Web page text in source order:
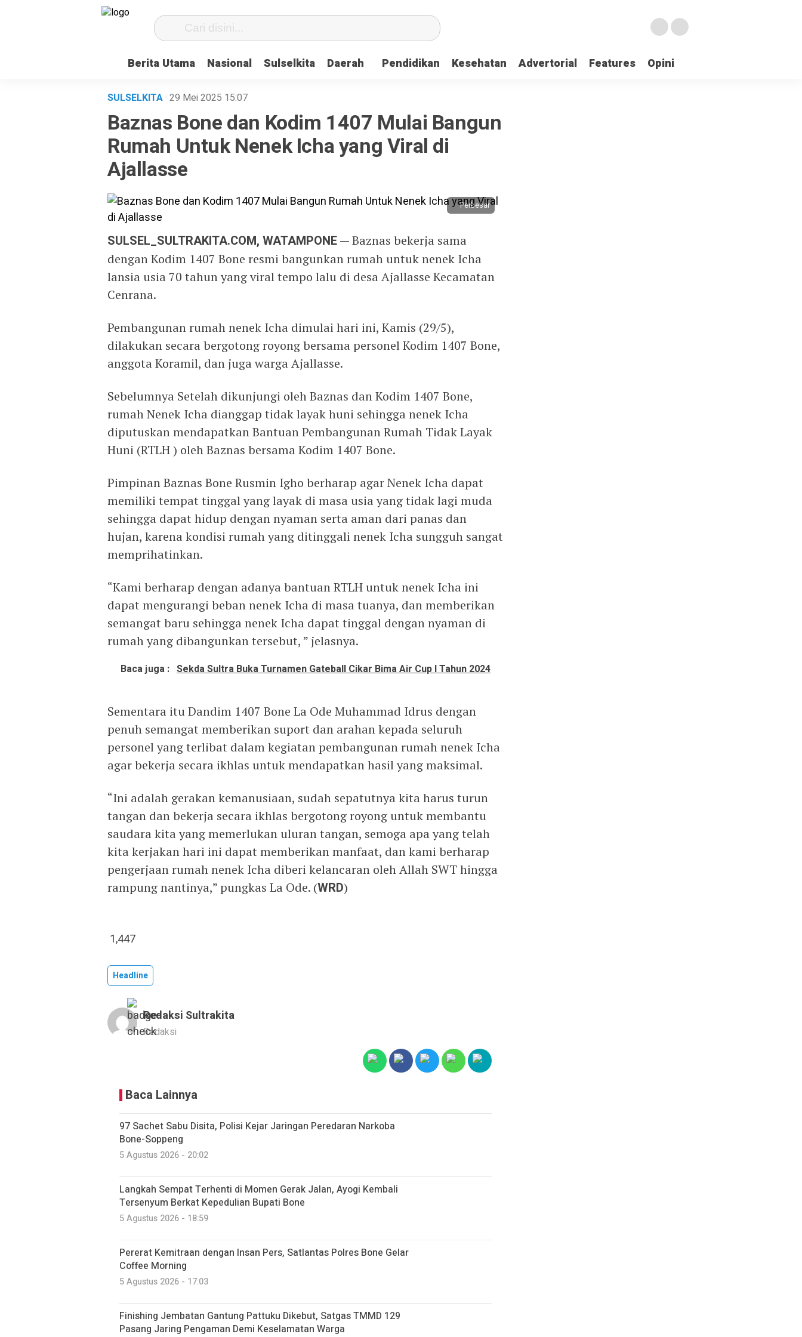
Berita Utama Nasional Sulselkita Daerah Pendidikan Kesehatan Advertorial Features Opini
SULSELKITA· 29 Mei 2025 15:07
Baznas Bone dan Kodim 1407 Mulai Bangun
Rumah Untuk Nenek Icha yang Viral di
Ajallasse
Perbesar
SULSEL_SULTRAKITA.COM, WATAMPONE— Baznas bekerja sama
dengan Kodim 1407 Bone resmi bangunkan rumah untuk nenek Icha
lansia usia 70 tahun yang viral tempo lalu di desa Ajallasse Kecamatan
Cenrana.
Pembangunan rumah nenek Icha dimulai hari ini, Kamis (29/5),
dilakukan secara bergotong royong bersama personel Kodim 1407 Bone,
anggota Koramil, dan juga warga Ajallasse.
Sebelumnya Setelah dikunjungi oleh Baznas dan Kodim 1407 Bone,
rumah Nenek Icha dianggap tidak layak huni sehingga nenek Icha
diputuskan mendapatkan Bantuan Pembangunan Rumah Tidak Layak
Huni (RTLH ) oleh Baznas bersama Kodim 1407 Bone.
Pimpinan Baznas Bone Rusmin Igho berharap agar Nenek Icha dapat
memiliki tempat tinggal yang layak di masa usia yang tidak lagi muda
sehingga dapat hidup dengan nyaman serta aman dari panas dan
hujan, karena kondisi rumah yang ditinggali nenek Icha sungguh sangat
memprihatinkan.
“Kami berharap dengan adanya bantuan RTLH untuk nenek Icha ini
dapat mengurangi beban nenek Icha di masa tuanya, dan memberikan
semangat baru sehingga nenek Icha dapat tinggal dengan nyaman di
rumah yang dibangunkan tersebut, ” jelasnya.
Baca juga : Sekda Sultra Buka Turnamen Gateball Cikar Bima Air Cup I Tahun 2024
Sementara itu Dandim 1407 Bone La Ode Muhammad Idrus dengan
penuh semangat memberikan suport dan arahan kepada seluruh
personel yang terlibat dalam kegiatan pembangunan rumah nenek Icha
agar bekerja secara ikhlas untuk mendapatkan hasil yang maksimal.
“Ini adalah gerakan kemanusiaan, sudah sepatutnya kita harus turun
tangan dan bekerja secara ikhlas bergotong royong untuk membantu
saudara kita yang memerlukan uluran tangan, semoga apa yang telah
kita kerjakan hari ini dapat memberikan manfaat, dan kami berharap
pengerjaan rumah nenek Icha diberi kelancaran oleh Allah SWT hingga
rampung nantinya,” pungkas La Ode. (WRD)
1,447
Headline
Redaksi Sultrakita
Redaksi
Baca Lainnya
97 Sachet Sabu Disita, Polisi Kejar Jaringan Peredaran Narkoba
Bone-Soppeng
5 Agustus 2026 - 20:02
Langkah Sempat Terhenti di Momen Gerak Jalan, Ayogi Kembali
Tersenyum Berkat Kepedulian Bupati Bone
5 Agustus 2026 - 18:59
Pererat Kemitraan dengan Insan Pers, Satlantas Polres Bone Gelar
Coffee Morning
5 Agustus 2026 - 17:03
Finishing Jembatan Gantung Pattuku Dikebut, Satgas TMMD 129
Pasang Jaring Pengaman Demi Keselamatan Warga